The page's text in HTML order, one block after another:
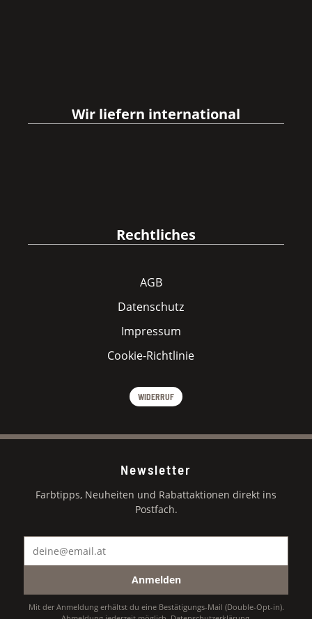
Wir liefern international
Rechtliches
AGB
Datenschutz
Impressum
Cookie-Richtlinie
WIDERRUF
Newsletter
Farbtipps, Neuheiten und Rabattaktionen direkt ins
Postfach.
Anmelden
Mit der Anmeldung erhältst du eine Bestätigungs-Mail (Double-Opt-in).